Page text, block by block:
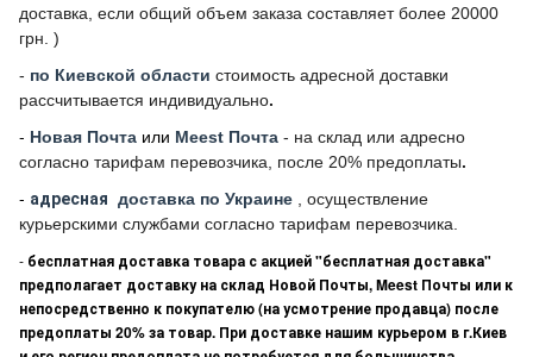
доставка, если общий объем заказа составляет более 20000
грн. )
- по Киевской области стоимость адресной доставки
рассчитывается индивидуально.
- Новая Почта или Meest Почта - на склад или адресно
согласно тарифам перевозчика, после 20% предоплаты.
- адресная доставка по Украине
, осуществление
курьерскими службами согласно тарифам перевозчика.
- бесплатная доставка товара с акцией "бесплатная доставка"
предполагает доставку на склад Новой Почты, Meest Почты или к
непосредственно к покупателю (на усмотрение продавца) после
предоплаты 20% за товар. При доставке нашим курьером в г.Киев